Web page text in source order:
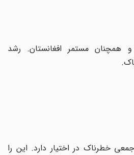
همچنان مستمر افغانستان. رشد
.
خطرناک در اختیار دارد. این را